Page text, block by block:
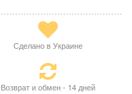
Сделано в Украине
Возврат и обмен - 14 дней